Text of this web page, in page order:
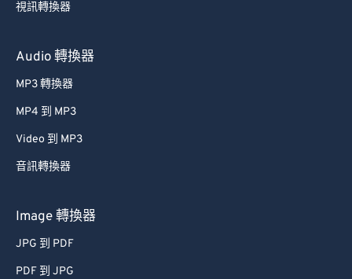
視訊轉換器
Audio 轉換器
MP3 轉換器
MP4 到 MP3
Video 到 MP3
音訊轉換器
Image 轉換器
JPG 到 PDF
PDF 到 JPG